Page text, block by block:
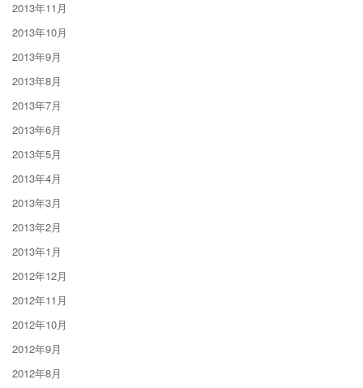
2013年11月
2013年10月
2013年9月
2013年8月
2013年7月
2013年6月
2013年5月
2013年4月
2013年3月
2013年2月
2013年1月
2012年12月
2012年11月
2012年10月
2012年9月
2012年8月